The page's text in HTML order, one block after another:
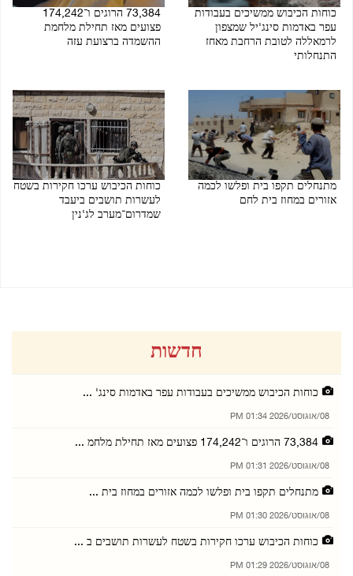
כוחות הכיבוש ממשיכים בעבודות
עפר באדמות סינג'יל שמצפון
לרמאללה לטובת הרחבת מאחז
התנחלותי
73,384 הרוגים ו־174,242
פצועים מאז תחילת מלחמת
ההשמדה ברצועת עזה
מתנחלים תקפו בית ופלשו לכמה
אזורים במחוז בית לחם
כוחות הכיבוש ערכו חקירות בשטח
לעשרות תושבים ביעבד
שמדרום־מערב לג'נין
חדשות
כוחות הכיבוש ממשיכים בעבודות עפר באדמות סינג' ...
08/אוגוסט/2026 01:34 PM
73,384 הרוגים ו־174,242 פצועים מאז תחילת מלחמ ...
08/אוגוסט/2026 01:31 PM
מתנחלים תקפו בית ופלשו לכמה אזורים במחוז בית ...
08/אוגוסט/2026 01:30 PM
כוחות הכיבוש ערכו חקירות בשטח לעשרות תושבים ב ...
08/אוגוסט/2026 01:29 PM